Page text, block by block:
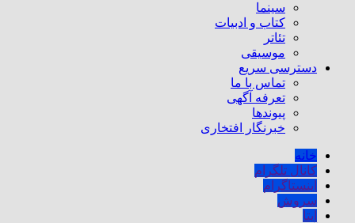
سینما
کتاب و ادبیات
تئاتر
موسیقی
دسترسی سریع
تماس با ما
تعرفه آگهی
پیوندها
خبرنگار افتخاری
خانه
کانال تلگرام
اینستاگرام
سروش
ایتا